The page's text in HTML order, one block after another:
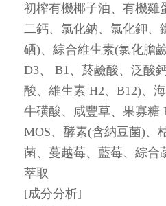
初榨有機椰子油、有機雞
二鈣、氯化鈉、氯化鉀、
硒)、綜合維生素(氯化膽
D3、 B1、菸鹼酸、泛酸
酸、維生素 H2、B12)、
牛磺酸、咸豐草、果寡糖
MOS、酵素(含納豆菌)、
菌、蔓越莓、藍莓、綜合
萃取
[成分分析]